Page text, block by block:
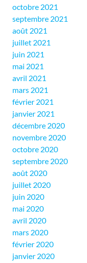
octobre 2021
septembre 2021
août 2021
juillet 2021
juin 2021
mai 2021
avril 2021
mars 2021
février 2021
janvier 2021
décembre 2020
novembre 2020
octobre 2020
septembre 2020
août 2020
juillet 2020
juin 2020
mai 2020
avril 2020
mars 2020
février 2020
janvier 2020